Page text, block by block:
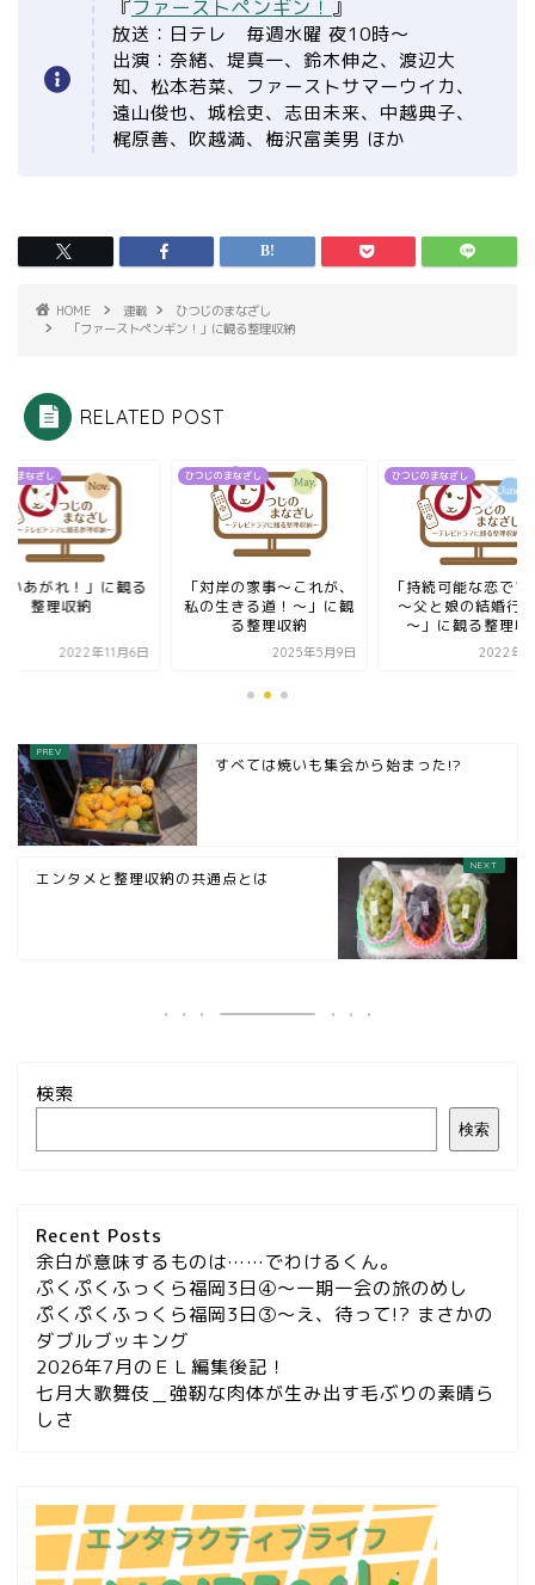
『ファーストペンギン！ 』
放送：日テレ 毎週水曜 夜10時～
出演：奈緒、堤真一、鈴木伸之、渡辺大
知、松本若菜、ファーストサマーウイカ、
遠山俊也、城桧吏、志田未来、中越典子、
梶原善、吹越満、梅沢富美男 ほか
HOME 連載
ひつじのまなざし
「ファーストペンギン！」に観る整理収納
RELATED POST
のまなざし
いあがれ！」に観る
整理収納
2022年11月6日
ひつじのまなざし
「対岸の家事～これが、
私の生きる道！～」に観
る整理収納
2025年5月9日
ひつじのまなざし
「持続可能な恋です
～父と娘の結婚行
～」に観る整理収
2022年6
すべては焼いも集会から始まった!?
エンタメと整理収納の共通点とは
検索
検索
Recent Posts
余白が意味するものは……でわけるくん。
ぷくぷくふっくら福岡3日④～一期一会の旅のめし
ぷくぷくふっくら福岡3日③～え、待って!? まさかの
ダブルブッキング
2026年7月のＥＬ編集後記！
七月大歌舞伎＿強靭な肉体が生み出す毛ぶりの素晴ら
しさ